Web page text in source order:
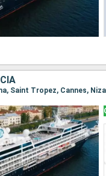
Saint Tropez, Cannes,